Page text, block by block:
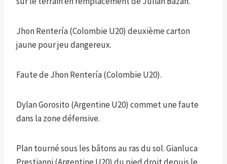
Jhon Rentería (Colombie U20) deuxième carton
jaune pour jeu dangereux.
Faute de Jhon Rentería (Colombie U20).
Dylan Gorosito (Argentine U20) commet une faute
dans la zone défensive.
Plan tourné sous les bâtons au ras du sol. Gianluca